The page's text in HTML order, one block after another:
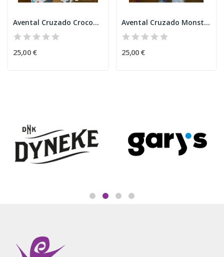
Avental Cruzado Crocodilos 2
25,00 €
Avental Cruzado Monstro Confuso
25,00 €